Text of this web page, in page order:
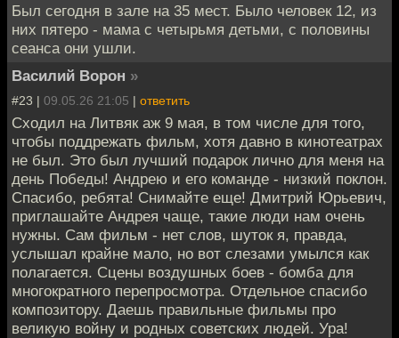
Был сегодня в зале на 35 мест. Было человек 12, из
них пятеро - мама с четырьмя детьми, с половины
сеанса они ушли.
Василий Ворон »
#23 | 09.05.26 21:05 | ответить
Сходил на Литвяк аж 9 мая, в том числе для того,
чтобы поддрежать фильм, хотя давно в кинотеатрах
не был. Это был лучший подарок лично для меня на
день Победы! Андрею и его команде - низкий поклон.
Спасибо, ребята! Снимайте еще! Дмитрий Юрьевич,
приглашайте Андрея чаще, такие люди нам очень
нужны. Сам фильм - нет слов, шуток я, правда,
услышал крайне мало, но вот слезами умылся как
полагается. Сцены воздушных боев - бомба для
многократного перепросмотра. Отдельное спасибо
композитору. Даешь правильные фильмы про
великую войну и родных советских людей. Ура!